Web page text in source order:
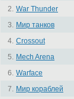
2. War Thunder
3. Мир танков
4. Crossout
5. Mech Arena
6. Warface
7. Мир кораблей